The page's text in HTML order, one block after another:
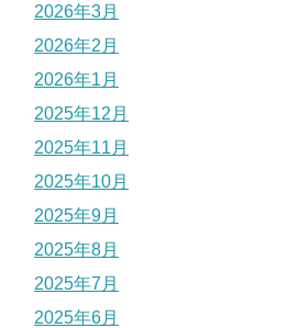
2026年3月
2026年2月
2026年1月
2025年12月
2025年11月
2025年10月
2025年9月
2025年8月
2025年7月
2025年6月